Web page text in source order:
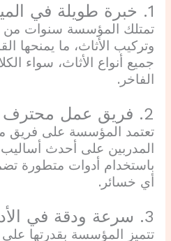
1. خبرة طويلة في الميدان
تمتلك المؤسسة سنوات من
وتركيب الأثاث، ما يمنحها
جميع أنواع الأثاث، سواء
الفاخر.
2. فريق عمل محترف ومدرب
تعتمد المؤسسة على فريق
المدربين على أحدث
باستخدام أدوات متطورة
أي خسائر.
3. سرعة ودقة في الأداء
تتميز المؤسسة بقدرتها